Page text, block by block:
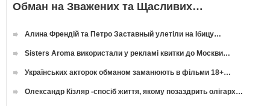
Обман на Зважених та Щасливих…
Алина Френдій та Петро Заставный улетіли на Ібицу…
Sisters Aroma використали у рекламі квитки до Москви…
Українських акторок обманом заманюють в фільми 18+…
Олександр Кізляр -спосіб життя, якому позаздрить олігарх…